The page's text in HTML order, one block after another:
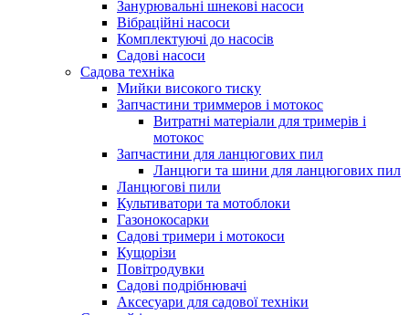
Занурювальні шнекові насоси
Вібраційні насоси
Комплектуючі до насосів
Cадові насоси
Садова техніка
Мийки високого тиску
Запчастини триммеров і мотокос
Витратні матеріали для тримерів і
мотокос
Запчастини для ланцюгових пил
Ланцюги та шини для ланцюгових пил
Ланцюгові пили
Культиватори та мотоблоки
Газонокосарки
Садові тримери і мотокоси
Кущорізи
Повітродувки
Садові подрібнювачі
Аксесуари для садової техніки